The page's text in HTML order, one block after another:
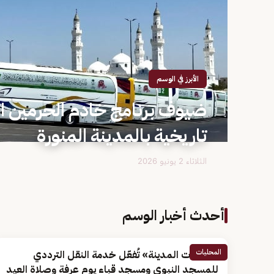
الأبرز في الوسم
ضيوف برنامج خادم الحرمين
تاريخية بالمدينة المنورة
الثلاثاء 2 يونيو 2026
أحدث أخبار الوسم
المحليات
«حافلات المدينة» تُفعّل خدمة النقل الترددي
للمسجد النبوي ومسجد قباء يوم عرفة وصلاة العيد